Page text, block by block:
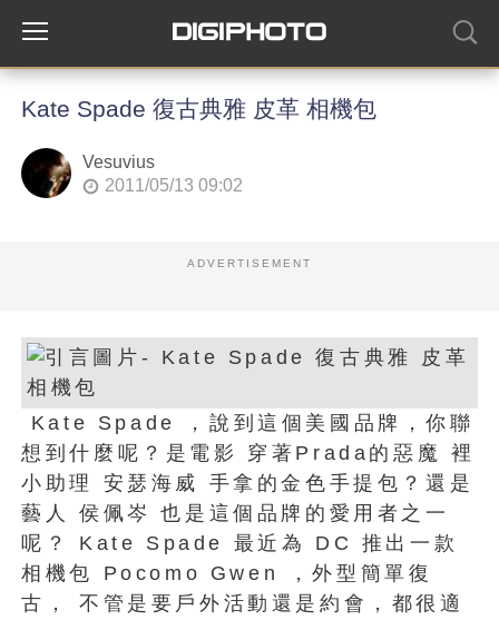
Kate Spade 復古典雅 皮革 相機包
Vesuvius
2011/05/13 09:02
ADVERTISEMENT
Kate Spade ，說到這個美國品牌，你聯
想到什麼呢？是電影 穿著Prada的惡魔 裡
小助理 安瑟海威 手拿的金色手提包？還是
藝人 侯佩岑 也是這個品牌的愛用者之一
呢？ Kate Spade 最近為 DC 推出一款
相機包 Pocomo Gwen ，外型簡單復
古， 不管是要戶外活動還是約會，都很適